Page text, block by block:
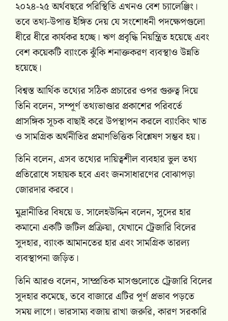
২০২৪-২৫ অর্থবছরে পরিস্থিতি এখনও বেশ চ্যালেঞ্জিং।
তবে তথ্য-উপাত্ত ইঙ্গিত দেয় যে সংশোধনী পদক্ষেপগুলো
ধীরে ধীরে কার্যকর হচ্ছে। ঋণ প্রবৃদ্ধি নিয়ন্ত্রিত হয়েছে এবং
বেশ কয়েকটি ব্যাংকে ঝুঁকি শনাক্তকরণ ব্যবস্থাও উন্নতি
হয়েছে।
বিশ্বস্ত আর্থিক তথ্যের সঠিক প্রচারের ওপর গুরুত্ব দিয়ে
তিনি বলেন, সম্পূর্ণ তথ্যভাণ্ডার প্রকাশের পরিবর্তে
প্রাসঙ্গিক সূচক বাছাই করে উপস্থাপন করলে ব্যাংকিং খাত
ও সামগ্রিক অর্থনীতির প্রমাণভিত্তিক বিশ্লেষণ সম্ভব হয়।
তিনি বলেন, এসব তথ্যের দায়িত্বশীল ব্যবহার ভুল তথ্য
প্রতিরোধে সহায়ক হবে এবং জনসাধারণের বোঝাপড়া
জোরদার করবে।
মুদ্রানীতির বিষয়ে ড. সালেহউদ্দিন বলেন, সুদের হার
কমানো একটি জটিল প্রক্রিয়া, যেখানে ট্রেজারি বিলের
সুদহার, ব্যাংক আমানতের হার এবং সামগ্রিক তারল্য
ব্যবস্থাপনা জড়িত।
তিনি আরও বলেন, সাম্প্রতিক মাসগুলোতে ট্রেজারি বিলের
সুদহার কমেছে, তবে বাজারে এটির পূর্ণ প্রভাব পড়তে
সময় লাগে। ভারসাম্য বজায় রাখা জরুরি, কারণ সরকারি